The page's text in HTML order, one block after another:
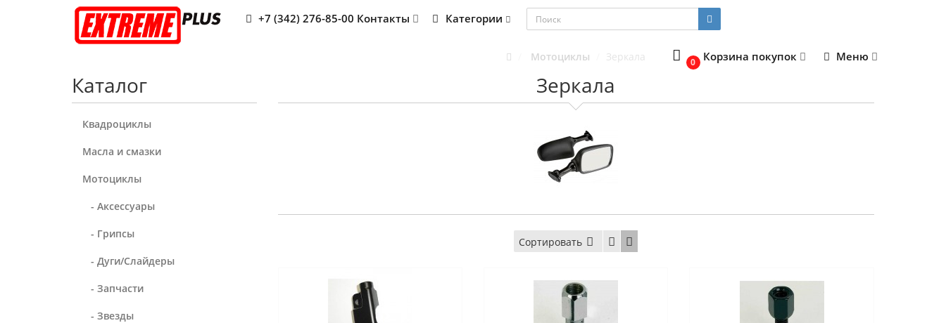
+7 (342) 276-85-00 Контакты Категории
0 Корзина покупок Меню
Каталог
Квадроциклы
Масла и смазки
Мотоциклы
- Аксессуары
- Грипсы
- Дуги/Слайдеры
- Запчасти
- Звезды
Мотоциклы Зеркала
Зеркала
Сортировать